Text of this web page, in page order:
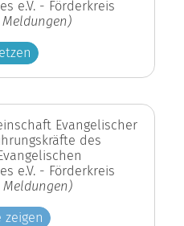
e.V. - Förderkreis
Meldungen)
Evangelischer
des
e.V. - Förderkreis
Meldungen)
zeigen